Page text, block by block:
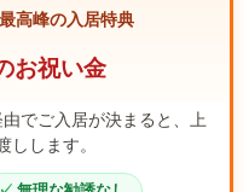
高峰の入居特典
お祝い金
でご入居が決まると、上
しします。